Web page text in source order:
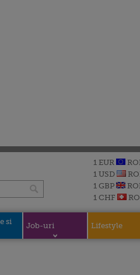
1 EUR
1 USD
1 GBP
1 CHF
si
Job-uri Lifestyle